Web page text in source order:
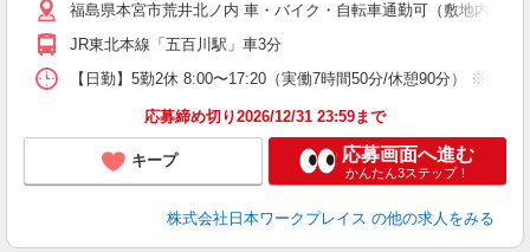
福島県本宮市荒井北ノ内 車・バイク・自転車通勤可（敷地内無
JR東北本線「五百川駅」車3分
【日勤】5勤2休 8:00〜17:20（実働7時間50分/休憩90分） ※残
応募締め切り2026/12/31 23:59まで
キープ 応募画面へ進む
かんたん3ステップ！
株式会社日本ワークプレイス の他の求人をみる